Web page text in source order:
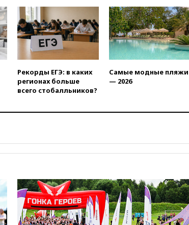
обсуждают эксперимент по
онлайн-продаже алкоголя
вчера, 20:45Матвиенко:
россиянам могут
рекомендовать не посещать
вчера, 20:35ПВО за день
сбила еще 281 украинский
вчера, 20:27Ямпольская
средств на ремонт
вчера, 20:00Зеленский 8
августа посетит Сербию с
официальным визитом
Рекорды ЕГЭ: в каких
регионах больше
всего стобалльников?
Самые модные пляжи
— 2026